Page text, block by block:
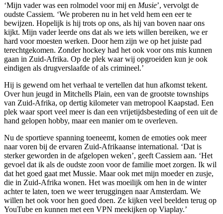
‘Mijn vader was een rolmodel voor mij en Musie’, vervolgt de
oudste Cassiem. ‘We proberen nu in het veld hem een eer te
bewijzen. Hopelijk is hij trots op ons, als hij van boven naar ons
kijkt. Mijn vader leerde ons dat als we iets willen bereiken, we er
hard voor moesten werken. Door hem zijn we op het juiste pad
terechtgekomen. Zonder hockey had het ook voor ons mis kunnen
gaan in Zuid-Afrika. Op de plek waar wij opgroeiden kun je ook
eindigen als drugverslaafde of als crimineel.’
Hij is gewend om het verhaal te vertellen dat hun afkomst tekent.
Over hun jeugd in Mitchells Plain, een van de grootste townships
van Zuid-Afrika, op dertig kilometer van metropool Kaapstad. Een
plek waar sport veel meer is dan een vrijetijdsbesteding of een uit de
hand gelopen hobby, maar een manier om te overleven.
Nu de sportieve spanning toeneemt, komen de emoties ook meer
naar voren bij de ervaren Zuid-Afrikaanse international. ‘Dat is
sterker geworden in de afgelopen weken’, geeft Cassiem aan. ‘Het
gevoel dat ik als de oudste zoon voor de familie moet zorgen. Ik wil
dat het goed gaat met Mussie. Maar ook met mijn moeder en zusje,
die in Zuid-Afrika wonen. Het was moeilijk om hen in de winter
achter te laten, toen we weer teruggingen naar Amsterdam. We
willen het ook voor hen goed doen. Ze kijken veel beelden terug op
YouTube en kunnen met een VPN meekijken op Viaplay.’